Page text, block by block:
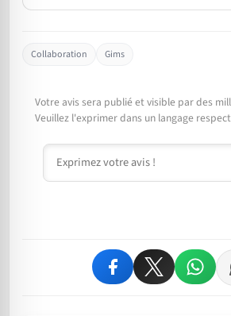
Collaboration Gims
Votre avis sera publié et visible par des
Veuillez l'exprimer dans un langage
Commentaire